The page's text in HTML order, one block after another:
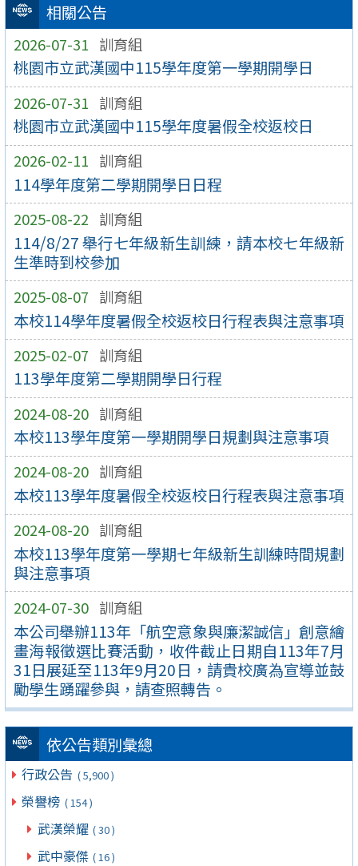
相關公告
2026-07-31 訓育組
桃園市立武漢國中115學年度第一學期開學日
2026-07-31 訓育組
桃園市立武漢國中115學年度暑假全校返校日
2026-02-11 訓育組
114學年度第二學期開學日日程
2025-08-22 訓育組
114/8/27 舉行七年級新生訓練，請本校七年級新
生準時到校參加
2025-08-07 訓育組
本校114學年度暑假全校返校日行程表與注意事項
2025-02-07 訓育組
113學年度第二學期開學日行程
2024-08-20 訓育組
本校113學年度第一學期開學日規劃與注意事項
2024-08-20 訓育組
本校113學年度暑假全校返校日行程表與注意事項
2024-08-20 訓育組
本校113學年度第一學期七年級新生訓練時間規劃
與注意事項
2024-07-30 訓育組
本公司舉辦113年「航空意象與廉潔誠信」創意繪
畫海報徵選比賽活動，收件截止日期自113年7月
31日展延至113年9月20日，請貴校廣為宣導並鼓
勵學生踴躍參與，請查照轉告。
依公告類別彙總
行政公告 ( 5,900 )
榮譽榜 ( 154 )
武漢榮耀 ( 30 )
武中豪傑 ( 16 )